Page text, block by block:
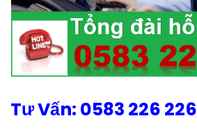
Tư Vấn: 0583 226 226